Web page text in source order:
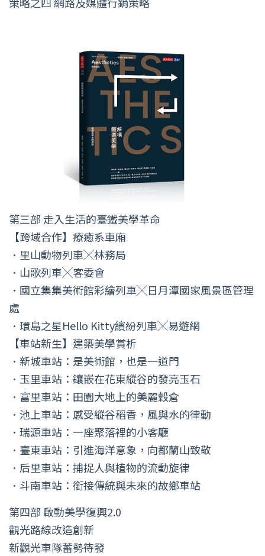
第三部 走入生活的臺鐵美學革命
【跨域合作】療癒系車廂
．里山動物列車╳林務局
．山歌列車╳客委會
．國立集集美術館彩繪列車╳日月潭國家風景區管理
處
．環島之星Hello Kitty繽紛列車╳易遊網
【車站新生】建築美學賞析
．新城車站：是美術館，也是一道門
．玉里車站：鑲嵌在花東縱谷的發亮玉石
．富里車站：田園大地上的美麗穀倉
．池上車站：感受縱谷稻香，風與水的律動
．瑞源車站：一座聚落裡的小客廳
．臺東車站：引進海洋意象，向都蘭山致敬
．后里車站：捕捉人與植物的流動旋律
．斗南車站：銜接傳統與未來的故鄉車站
第四部 啟動美學復興2.0
觀光路線改造創新
新觀光車隊蓄勢待發